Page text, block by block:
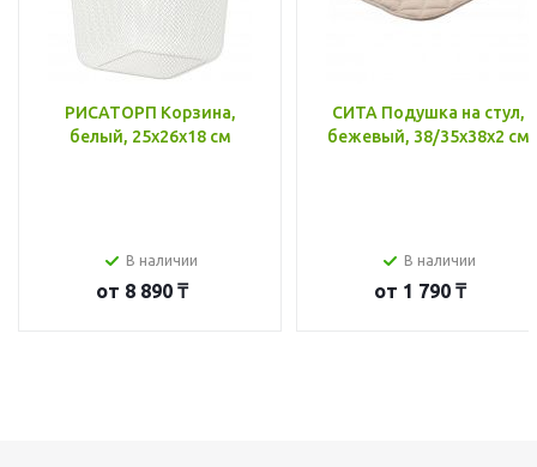
РИСАТОРП Корзина,
белый, 25x26x18 см
В наличии
от 8 890 ₸
СИТА Подушка на стул,
бежевый, 38/35x38x2 см
В наличии
от 1 790 ₸